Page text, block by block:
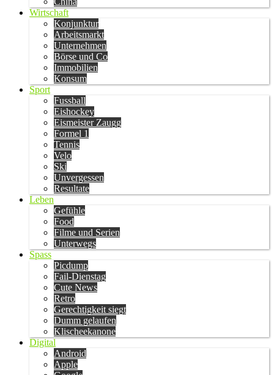
Wirtschaft
Konjunktur
Arbeitsmarkt
Unternehmen
Börse und Co
Immobilien
Konsum
Sport
Fussball
Eishockey
Eismeister Zaugg
Formel 1
Tennis
Velo
Ski
Unvergessen
Resultate
Leben
Gefühle
Food
Filme und Serien
Unterwegs
Spass
Picdump
Fail-Dienstag
Cute News
Retro
Gerechtigkeit siegt
Dumm gelaufen
Klischeekanone
Digital
Android
Apple